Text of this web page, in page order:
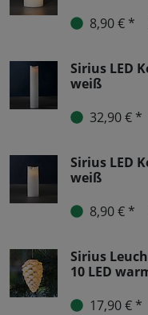
8,90 € *
Sirius LED
weiß
32,90 € *
Sirius LED
weiß
8,90 € *
Sirius
10 LED
17,90 € *